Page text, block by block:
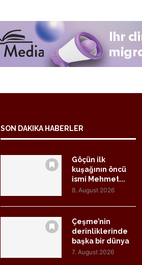
SON DAKIKA HABERLER
Göçün ilk
kuşağının öncü
ismi Mehmet...
8. August 2026
Çeşme’nin
derinliklerinde
başka bir dünya
7. August 2026